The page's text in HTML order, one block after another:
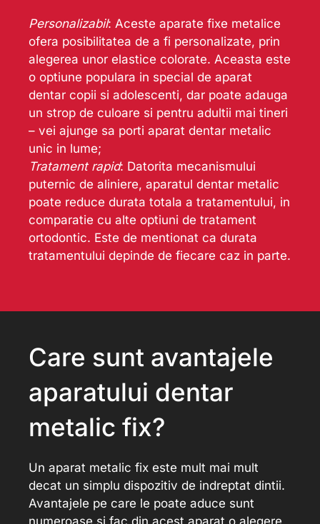
Personalizabil: Aceste aparate fixe metalice
ofera posibilitatea de a fi personalizate, prin
alegerea unor elastice colorate. Aceasta este
o optiune populara in special de aparat
dentar copii si adolescenti, dar poate adauga
un strop de culoare si pentru adultii mai tineri
– vei ajunge sa porti aparat dentar metalic
unic in lume;
Tratament rapid: Datorita mecanismului
puternic de aliniere, aparatul dentar metalic
poate reduce durata totala a tratamentului, in
comparatie cu alte optiuni de tratament
ortodontic. Este de mentionat ca durata
tratamentului depinde de fiecare caz in parte.
Care sunt avantajele
aparatului dentar
metalic fix?
Un aparat metalic fix este mult mai mult
decat un simplu dispozitiv de indreptat dintii.
Avantajele pe care le poate aduce sunt